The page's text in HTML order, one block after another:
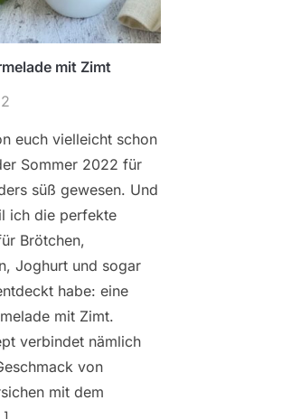
mit Zimt
euch vielleicht schon
Sommer 2022 für
süß gewesen. Und
ich die perfekte
Brötchen,
Joghurt und sogar
habe: eine
mit Zimt.
verbindet nämlich
von
mit dem